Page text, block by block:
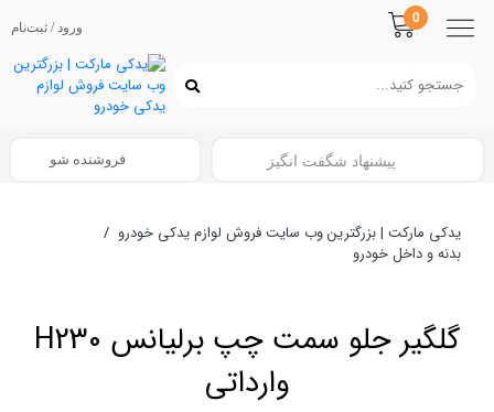
0
ورود / ثبت‌نام
پیشنهاد شگفت انگیز فروشنده شو
یدکی مارکت | بزرگترین وب سایت فروش لوازم یدکی خودرو /
بدنه و داخل خودرو
گلگیر جلو سمت چپ برلیانس H230
وارداتی